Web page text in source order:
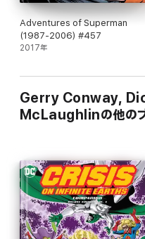
Adventures of Superman
(1987-2006) #457
2017年
Gerry Conway,
McLaughlinの他の